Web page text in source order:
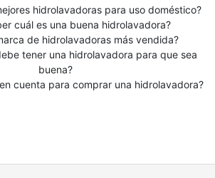
hidrolavadoras para uso doméstico?
cuál es una buena hidrolavadora?
de hidrolavadoras más vendida?
tener una hidrolavadora para que sea
buena?
cuenta para comprar una hidrolavadora?